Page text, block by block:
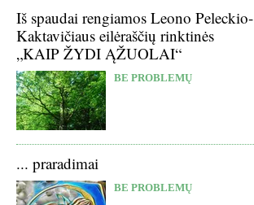
Iš spaudai rengiamos Leono Peleckio-
Kaktavičiaus eilėraščių rinktinės
„KAIP ŽYDI ĄŽUOLAI“
BE PROBLEMŲ
... praradimai
BE PROBLEMŲ